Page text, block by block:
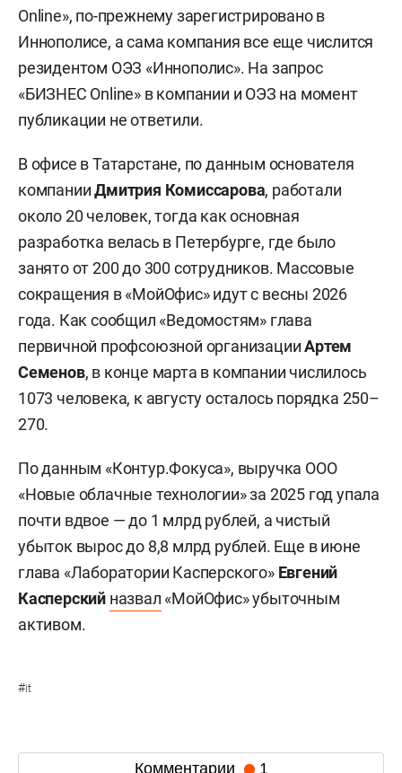
Online», по-прежнему зарегистрировано в
Иннополисе, а сама компания все еще числится
резидентом ОЭЗ «Иннополис». На запрос
«БИЗНЕС Online» в компании и ОЭЗ на момент
публикации не ответили.
В офисе в Татарстане, по данным основателя
компанииДмитрия Комиссарова, работали
около 20 человек, тогда как основная
разработка велась в Петербурге, где было
занято от 200 до 300 сотрудников. Массовые
сокращения в «МойОфис» идут с весны 2026
года. Как сообщил «Ведомостям» глава
первичной профсоюзной организацииАртем
Семенов, в конце марта в компании числилось
1073 человека, к августу осталось порядка 250–
270.
По данным «Контур.Фокуса», выручка ООО
«Новые облачные технологии» за 2025 год упала
почти вдвое — до 1 млрд рублей, а чистый
убыток вырос до 8,8 млрд рублей. Еще в июне
глава «Лаборатории Касперского» Евгений
Касперский назвал «МойОфис» убыточным
активом.
#it
Комментарии 1